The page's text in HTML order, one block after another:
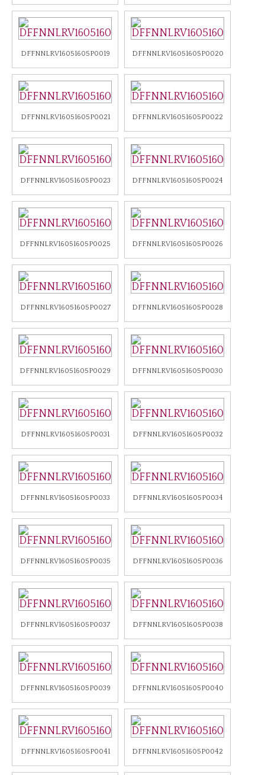
DFFNNLRV16051605P0019 DFFNNLRV16051605P0020
DFFNNLRV16051605P0021 DFFNNLRV16051605P0022
DFFNNLRV16051605P0023 DFFNNLRV16051605P0024
DFFNNLRV16051605P0025 DFFNNLRV16051605P0026
DFFNNLRV16051605P0027 DFFNNLRV16051605P0028
DFFNNLRV16051605P0029 DFFNNLRV16051605P0030
DFFNNLRV16051605P0031 DFFNNLRV16051605P0032
DFFNNLRV16051605P0033 DFFNNLRV16051605P0034
DFFNNLRV16051605P0035 DFFNNLRV16051605P0036
DFFNNLRV16051605P0037 DFFNNLRV16051605P0038
DFFNNLRV16051605P0039 DFFNNLRV16051605P0040
DFFNNLRV16051605P0041 DFFNNLRV16051605P0042